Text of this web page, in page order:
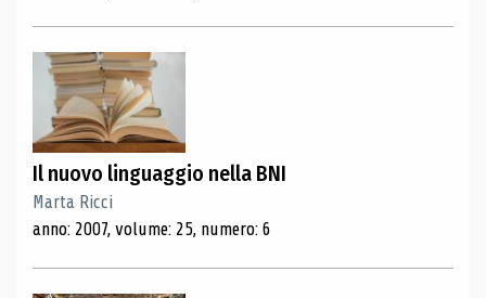
Il nuovo linguaggio nella BNI
Marta Ricci
anno: 2007, volume: 25, numero: 6